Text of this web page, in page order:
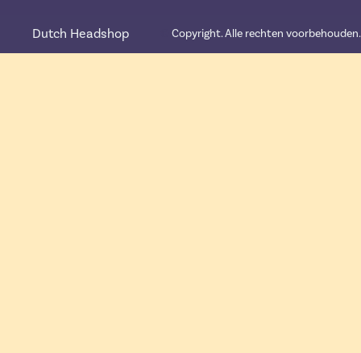
Dutch Headshop Copyright. Alle rechten voorbehouden.